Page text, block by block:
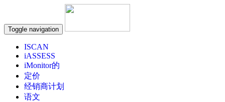
Toggle navigation
ISCAN
iASSESS
iMonitor的
定价
经销商计划
语文